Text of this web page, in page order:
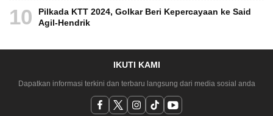
10
Pilkada KTT 2024, Golkar Beri Kepercayaan ke Said
Agil-Hendrik
IKUTI KAMI
Dapatkan informasi terkini dan terbaru langsung dari media sosial anda